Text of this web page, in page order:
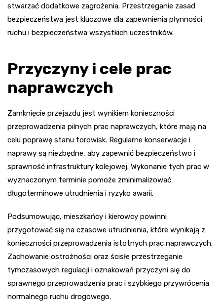
stwarzać dodatkowe zagrożenia. Przestrzeganie zasad
bezpieczeństwa jest kluczowe dla zapewnienia płynności
ruchu i bezpieczeństwa wszystkich uczestników.
Przyczyny i cele prac
naprawczych
Zamknięcie przejazdu jest wynikiem konieczności
przeprowadzenia pilnych prac naprawczych, które mają na
celu poprawę stanu torowisk. Regularne konserwacje i
naprawy są niezbędne, aby zapewnić bezpieczeństwo i
sprawność infrastruktury kolejowej. Wykonanie tych prac w
wyznaczonym terminie pomoże zminimalizować
długoterminowe utrudnienia i ryzyko awarii.
Podsumowując, mieszkańcy i kierowcy powinni
przygotować się na czasowe utrudnienia, które wynikają z
konieczności przeprowadzenia istotnych prac naprawczych.
Zachowanie ostrożności oraz ścisłe przestrzeganie
tymczasowych regulacji i oznakowań przyczyni się do
sprawnego przeprowadzenia prac i szybkiego przywrócenia
normalnego ruchu drogowego.